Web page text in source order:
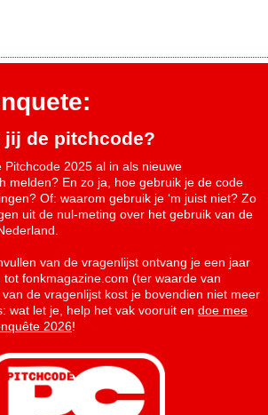
jij de pitchcode?
2025 al in als nieuwe
melden? En zo ja, hoe gebruik je de code
Of: waarom gebruik je ‘m juist niet? Zo
uit de nul-meting over het gebruik van de
van de vragenlijst ontvang je een jaar
fonkmagazine.com (ter waarde van
de vragenlijst kost je bovendien niet meer
wat let je, help het vak vooruit en doe mee
2026!